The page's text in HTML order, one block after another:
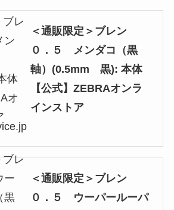
＜通販限定＞ブレン
０．５ メンダコ（黒
軸）(0.5mm 黒): 本体
【公式】ZEBRAオンラ
インストア
＜通販限定＞ブレン
０．５ ウーパールーパ